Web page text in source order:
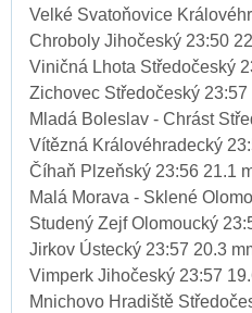
Velké Svatoňovice
Chroboly Jihočeský 23:50
Viničná Lhota Středočeský
Zichovec Středočeský 23:57
Mladá Boleslav - Chrást
Vítězná Královéhradecký
Číhaň Plzeňský 23:56 21.1
Malá Morava - Sklené
Studený Zejf Olomoucký
Jirkov Ústecký 23:57 20.3
Vimperk Jihočeský 23:57
Mnichovo Hradiště